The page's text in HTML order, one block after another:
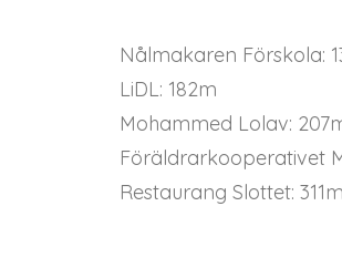
Nålmakaren Förskola:
LiDL: 182m
Mohammed Lolav:
Föräldrarkooperativet
Restaurang Slottet: 311m